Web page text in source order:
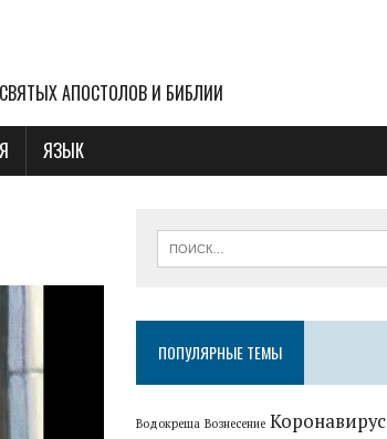
АПОСТОЛОВ И БИБЛИИ
ЯЗЫК
ПОПУЛЯРНЫЕ ТЕМЫ
Водокреща Вознесение Коронавирус